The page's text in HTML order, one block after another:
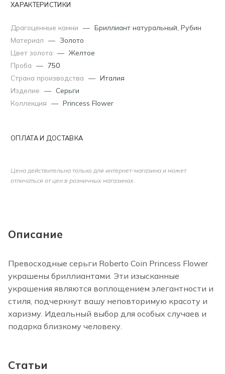
ХАРАКТЕРИСТИКИ
Драгоценные камни — Бриллиант натуральный Рубин
Материал — Золото
Цвет золота — Желтое
Проба — 750
Страна производства — Италия
Изделие — Серьги
Коллекция — Princess Flower
ОПЛАТА И ДОСТАВКА
Цена действительна только для интернет-магазина и может
отличаться от цен в розничных магазинах.
Описание
Превосходные серьги Roberto Coin Princess Flower
украшены бриллиантами. Эти изысканные
украшения являются воплощением элегантности и
стиля, подчеркнут вашу неповторимую красоту и
харизму. Идеальный выбор для особых случаев и
подарка близкому человеку.
Статьи